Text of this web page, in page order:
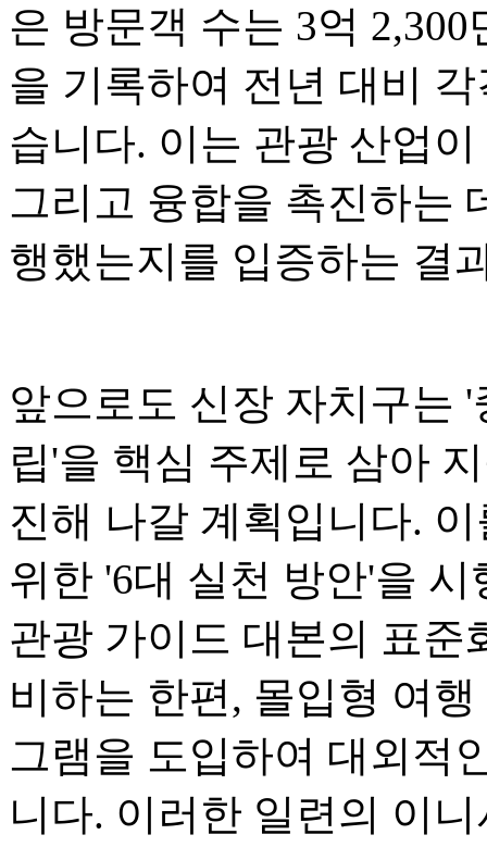
은 방문객 수는 3억
을 기록하여 전년 대비
습니다. 이는 관광 산업
그리고 융합을 촉진하는
행했는지를 입증하는 결
앞으로도 신장 자치구는
립'을 핵심 주제로 삼아
진해 나갈 계획입니다.
위한 '6대 실천 방안'을
관광 가이드 대본의 표준
비하는 한편, 몰입형 여
그램을 도입하여 대외적
니다. 이러한 일련의 이